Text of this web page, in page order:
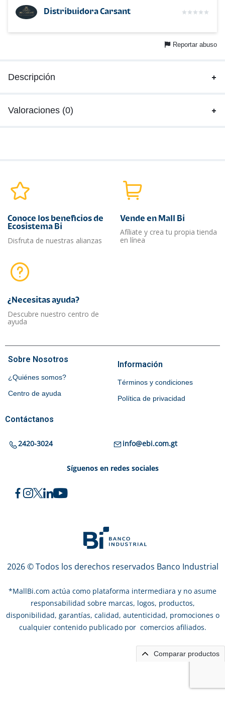
Distribuidora Carsant
Reportar abuso
Descripción
Valoraciones (0)
Conoce los beneficios de
Ecosistema Bi
Disfruta de nuestras alianzas
Vende en Mall Bi
Afíliate y crea tu propia tienda
en línea
¿Necesitas ayuda?​
Descubre nuestro centro de
ayuda
Sobre Nosotros
¿Quiénes somos?
Centro de ayuda
Información
Términos y condiciones
Política de privacidad
Contáctanos
2420-3024 info@ebi.com.gt
Síguenos en redes sociales
2026 © Todos los derechos reservados Banco Industrial
*MallBi.com actúa como plataforma intermediara y no asume
responsabilidad sobre marcas, logos, productos,
disponibilidad, garantías, calidad, autenticidad, promociones o
cualquier contenido publicado por comercios afiliados.
Comparar productos